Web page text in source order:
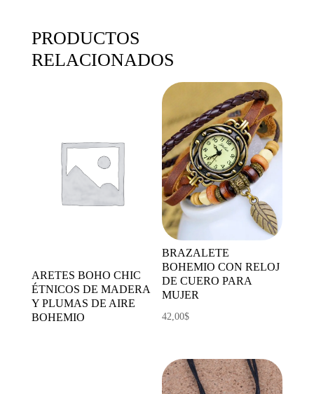
PRODUCTOS
RELACIONADOS
ARETES BOHO CHIC
ÉTNICOS DE MADERA
Y PLUMAS DE AIRE
BOHEMIO
BRAZALETE
BOHEMIO CON RELOJ
DE CUERO PARA
MUJER
42,00$